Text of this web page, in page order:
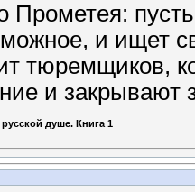
Прометея:
и ищет
тюремщиков,
и закрывают
душе. Книга 1